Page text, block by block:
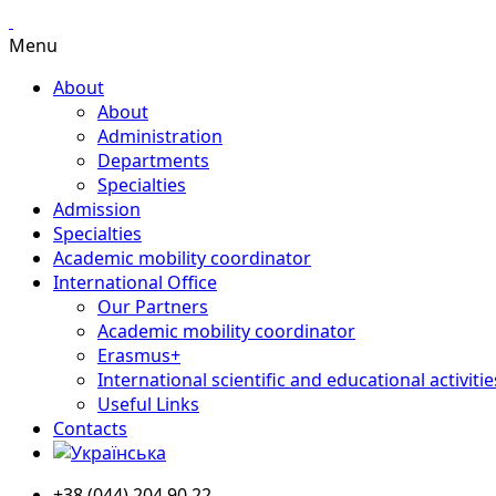
Menu
About
About
Administration
Departments
Specialties
Admission
Specialties
Academic mobility coordinator
International Office
Our Partners
Academic mobility coordinator
Erasmus+
International scientific and educational
Useful Links
Contacts